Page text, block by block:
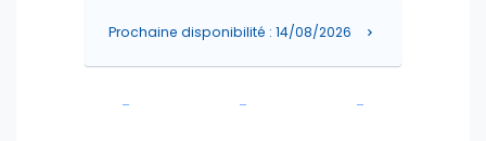
- - -
Prochaine disponibilité : 14/08/2026